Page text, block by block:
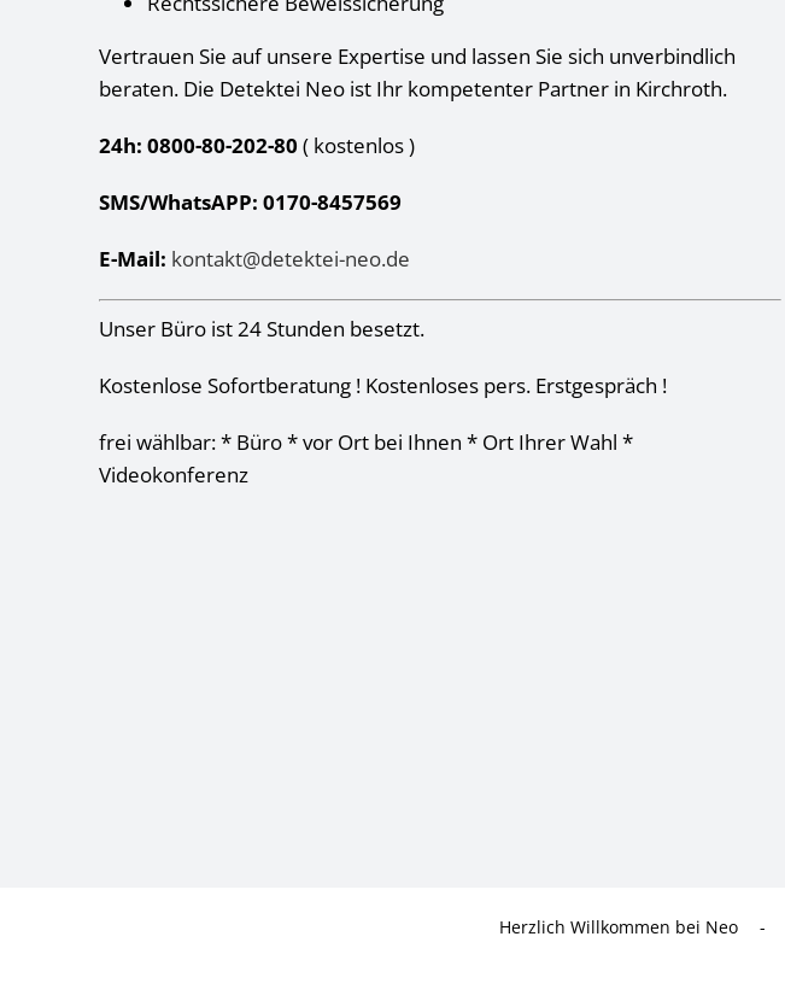
Vertrauen Sie auf unsere Expertise und lassen Sie sich unverbindlich
beraten. Die Detektei Neo ist Ihr kompetenter Partner in Kirchroth.
24h: 0800-80-202-80 ( kostenlos)
SMS/WhatsAPP: 0170-8457569
E-Mail: kontakt@detektei-neo.de
Unser Büro ist 24 Stunden besetzt.
Kostenlose Sofortberatung ! Kostenloses pers. Erstgespräch !
frei wählbar: * Büro * vor Ort bei Ihnen * Ort Ihrer Wahl *
Videokonferenz
Herzlich Willkommen bei Neo -